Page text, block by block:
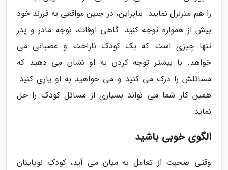
را هم متزلزل نمایند. بنابراین، در چنین مواقعی به فرزند خود
بیش از همواره توجه کنید. گاهی اوقات، توجه مادر و پدر
تنها چیزی است که یک کودک ناراحت و عصبانی می
خواهد. با بیشتر توجه کردن به او نشان می دهید که
مسائلش را درک می کنید و می خواهید به او یاری کنید.
همین کار شما می تواند بسیاری از مسائل کودک را حل
نماید.
الگوی خوبی باشید
وقتی صحبت از تعامل به میان می آید، کودک نوپایتان